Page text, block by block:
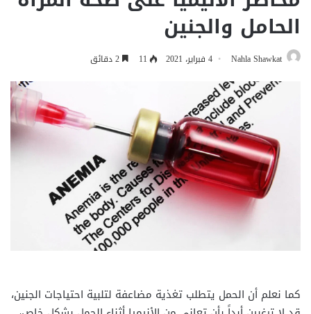
الحامل والجنين
Nahla Shawkat 4 فبراير، 2021 11
كما نعلم أن الحمل يتطلب تغذية مضاعفة لتلبية احتياجات الجنين،